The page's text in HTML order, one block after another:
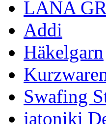
LANA
Addi
Häkelgarn
Swafing
jatoniki